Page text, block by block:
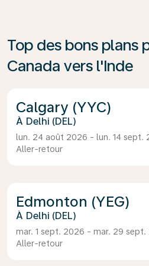
Top des bons plans
Canada vers l'Inde
Calgary (YYC)
Delhi (DEL)
lun. 24 août 2026 - lun. 14 sept.
Aller-retour
Edmonton (YEG)
Delhi (DEL)
mar. 1 sept. 2026 - mar. 29 sept.
Aller-retour